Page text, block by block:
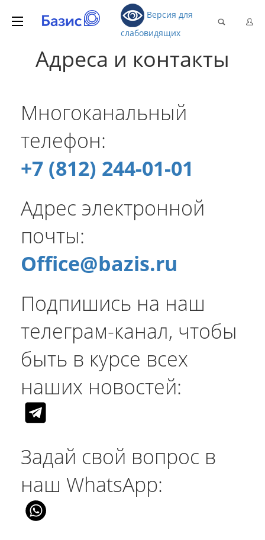
Версия для
слабовидящих
Адреса и контакты
Многоканальный
телефон:
+7 (812) 244-01-01
Адрес электронной
почты:
Office@bazis.ru
Подпишись на наш
телеграм-канал, чтобы
быть в курсе всех
наших новостей:
Задай свой вопрос в
наш WhatsApp: